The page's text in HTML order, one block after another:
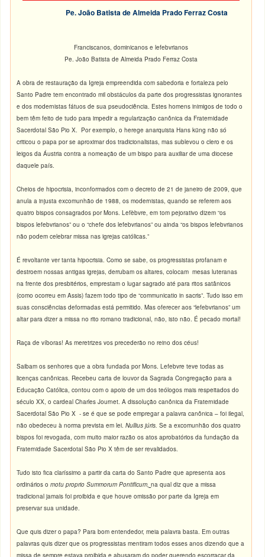
Pe. João Batista de Almeida Prado Ferraz Costa
Franciscanos, dominicanos e lefebvrianos
Pe. João Batista de Almeida Prado Ferraz Costa
A obra de restauração da Igreja empreendida com sabedoria e fortaleza pelo
Santo Padre tem encontrado mil obstáculos da parte dos progressistas ignorantes
e dos modernistas fátuos de sua pseudociência. Estes homens inimigos de todo o
bem têm feito de tudo para impedir a regularização canônica da Fraternidade
Sacerdotal São Pio X. Por exemplo, o herege anarquista Hans küng não só
criticou o papa por se aproximar dos tradicionalistas, mas sublevou o clero e os
leigos da Áustria contra a nomeação de um bispo para auxiliar de uma diocese
daquele país.
Cheios de hipocrisia, inconformados com o decreto de 21 de janeiro de 2009, que
anula a injusta excomunhão de 1988, os modernistas, quando se referem aos
quatro bispos consagrados por Mons. Lefèbvre, em tom pejorativo dizem “os
bispos lefebvrianos” ou o “chefe dos lefebvrianos” ou ainda “os bispos lefebvrianos
não podem celebrar missa nas igrejas católicas.”
É revoltante ver tanta hipocrisia. Como se sabe, os progressistas profanam e
destroem nossas antigas igrejas, derrubam os altares, colocam mesas luteranas
na frente dos presbitérios, emprestam o lugar sagrado até para ritos satânicos
(como ocorreu em Assis) fazem todo tipo de “communicatio in sacris”. Tudo isso em
suas consciências deformadas está permitido. Mas oferecer aos “lefebvrianos” um
altar para dizer a missa no rito romano tradicional, não, isto não. É pecado mortal!
Raça de víboras! As meretrizes vos precederão no reino dos céus!
Saibam os senhores que a obra fundada por Mons. Lefebvre teve todas as
licenças canônicas. Recebeu carta de louvor da Sagrada Congregação para a
Educação Católica, contou com o apoio de um dos teólogos mais respeitados do
século XX, o cardeal Charles Journet. A dissolução canônica da Fraternidade
Sacerdotal São Pio X - se é que se pode empregar a palavra canônica – foi ilegal,
não obedeceu à norma prevista em lei.Nullius júris. Se a excomunhão dos quatro
bispos foi revogada, com muito maior razão os atos aprobatórios da fundação da
Fraternidade Sacerdotal São Pio X têm de ser revalidados.
Tudo isto fica claríssimo a partir da carta do Santo Padre que apresenta aos
ordinários omotu proprio Summorum Pontificum,na qual diz que a missa
tradicional jamais foi proibida e que houve omissão por parte da Igreja em
preservar sua unidade.
Que quis dizer o papa? Para bom entendedor, meia palavra basta. Em outras
palavras quis dizer que os progressistas mentiram todos esses anos dizendo que a
missa de sempre estava proibida e abusaram do poder querendo escorraçar da